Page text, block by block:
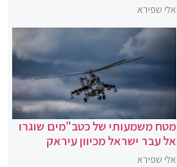
אלי שפירא
מטח משמעותי של כטב"מים שוגרו
אל עבר ישראל מכיוון עיראק
אלי שפירא